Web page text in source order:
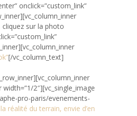
onclick=”custom_link”
sur la photo
[/vc_column_text]
2″][vc_single_image
pro-paris/evenements-
réalité du terrain, envie d’en